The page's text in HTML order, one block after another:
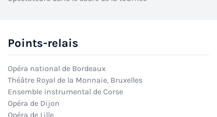
Points-relais
Opéra national de Bordeaux
Théâtre Royal de la Monnaie, Bruxelles
Ensemble instrumental de Corse
Opéra de Dijon
Opéra de Lille